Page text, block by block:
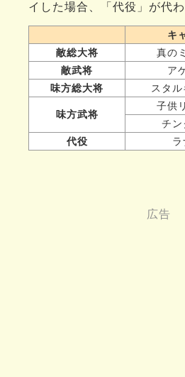
イした場合、「代役」が代
キ
敵総大将
真の
敵武将
ア
味方総大将
スタル
味方武将
子供
チン
代役
ラ